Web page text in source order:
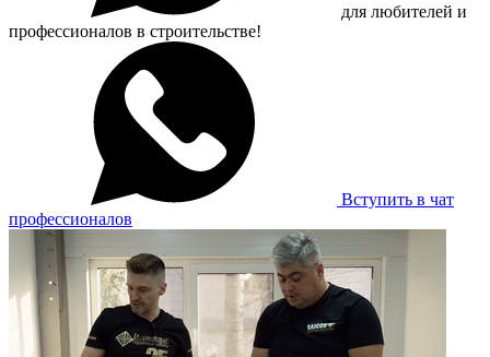
для любителей и
профессионалов в строительстве!
Вступить в чат
профессионалов